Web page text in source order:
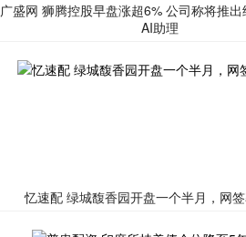
广盛网 狮腾控股早盘涨超6% 公司称将推
AI助理
忆速配 绿城馥香园开盘一个半月，网